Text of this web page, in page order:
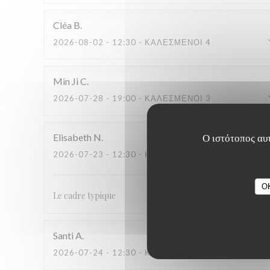
Ο ιστότοπος
Cléa B
2026-08-02 - 12:30 - ΚΑΛΕΣΜΈΝΟΙ 4
Min Ji C
2026-07-28 - 19:00 - ΚΑΛΕΣΜΈΝΟΙ 3
Elisabeth N
2026-07-23 - 12:30 - ΚΑΛΕΣΜΈΝΟΙ 4
Le cadre typique
Santi A
2026-07-24 - 12:30 - ΚΑΛΕΣΜΈΝΟΙ 2